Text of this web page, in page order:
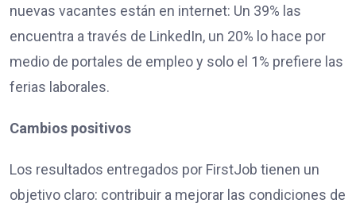
nuevas vacantes están en internet: Un 39% las
encuentra a través de LinkedIn, un 20% lo hace por
medio de portales de empleo y solo el 1% prefiere las
ferias laborales.
Cambios positivos
Los resultados entregados por FirstJob tienen un
objetivo claro: contribuir a mejorar las condiciones de